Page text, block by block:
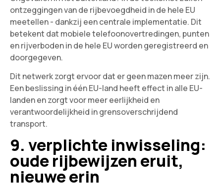
ontzeggingen van de rijbevoegdheid in de hele EU
meetellen - dankzij een centrale implementatie. Dit
betekent dat mobiele telefoonovertredingen, punten
en rijverboden in de hele EU worden geregistreerd en
doorgegeven.
Dit netwerk zorgt ervoor dat er geen mazen meer zijn.
Een beslissing in één EU-land heeft effect in alle EU-
landen en zorgt voor meer eerlijkheid en
verantwoordelijkheid in grensoverschrijdend
transport.
9. verplichte inwisseling:
oude rijbewijzen eruit,
nieuwe erin